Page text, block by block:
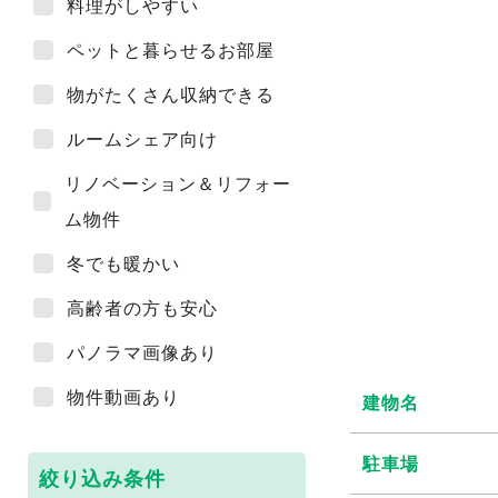
ペットと暮らせるお部屋
物がたくさん収納できる
ルームシェア向け
リノベーション＆リフォー
ム物件
冬でも暖かい
高齢者の方も安心
パノラマ画像あり
物件動画あり
絞り込み条件
建物名
駐車場